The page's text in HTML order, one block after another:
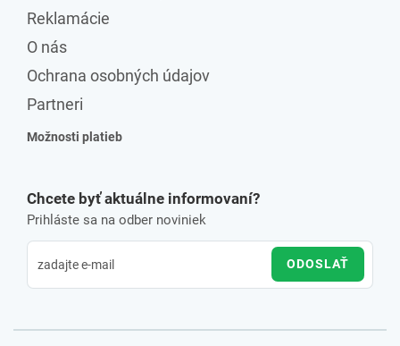
Reklamácie
O nás
Ochrana osobných údajov
Partneri
Možnosti platieb
Chcete byť aktuálne informovaní?
Prihláste sa na odber noviniek
ODOSLAŤ